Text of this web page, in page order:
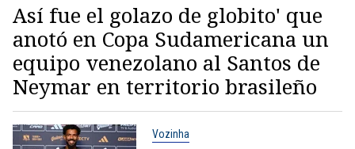
Así fue el golazo de globito' que
anotó en Copa Sudamericana un
equipo venezolano al Santos de
Neymar en territorio brasileño
Vozinha